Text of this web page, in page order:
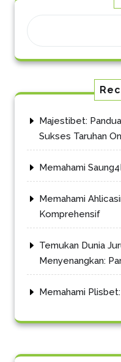
Majestibet:
Sukses Taruhan
Memahami
Memahami
Komprehensif
Temukan Dunia
Menyenangkan:
Memahami